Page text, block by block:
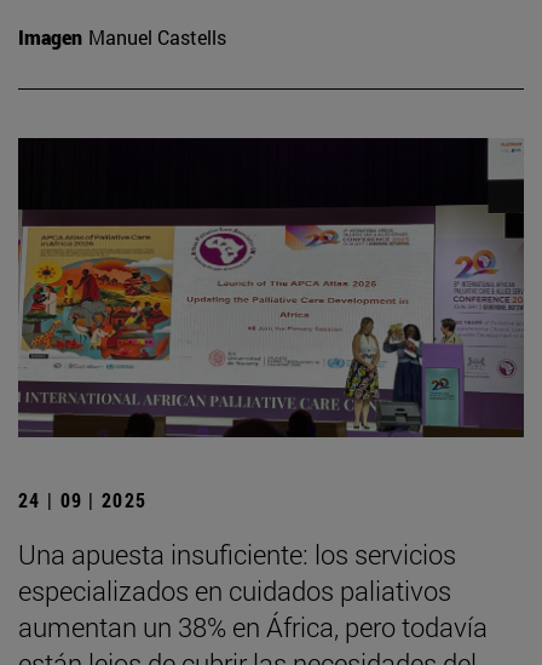
Imagen Manuel Castells
24 | 09 | 2025
Una apuesta insuficiente: los servicios
especializados en cuidados paliativos
aumentan un 38% en África, pero todavía